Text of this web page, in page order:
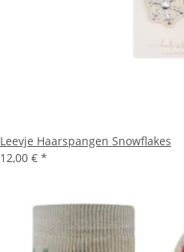
Leevje Haarspangen Snowflakes
12,00 € *